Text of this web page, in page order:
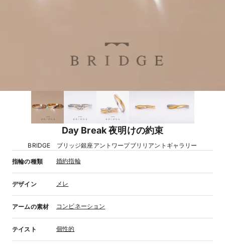
Day Break 夜明けの約束
BRIDGE ブリッジ銀座アントワープブリリアントギャラリー
指輪の種類 婚約指輪
デザイン メレ
アームの素材 コンビネーション
テイスト 個性的